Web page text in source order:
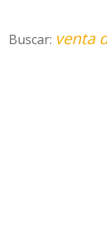
Buscar: venta